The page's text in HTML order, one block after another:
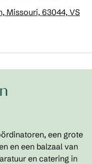
Missouri, 63044, VS
1/4
een grote
en een balzaal van
en catering in